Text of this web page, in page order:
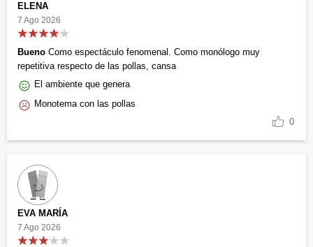
ELENA
7 Ago 2026
Bueno Como espectáculo fenomenal. Como monólogo muy
repetitiva respecto de las pollas, cansa
El ambiente que genera
Monotema con las pollas
0
EVA MARÍA
7 Ago 2026